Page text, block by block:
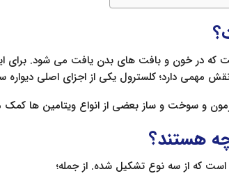
که در خون و بافت های بدن یافت می شود. برای
مهمی دارد؛ کلسترول یکی از اجزای اصلی
و سوخت و ساز بعضی از انواع ویتامین ها کمک
هستند؟
که از سه نوع تشکیل شده. از جمله؛